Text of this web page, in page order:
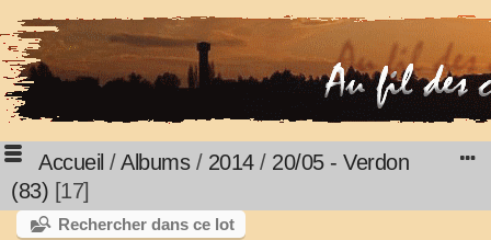
Accueil /Albums/ 2014/ 20/05 - Verdon
(83) 17
Rechercher dans ce lot